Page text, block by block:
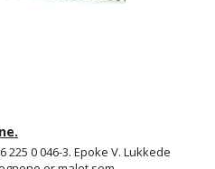
225 0 046-3. Epoke V. Lukkede